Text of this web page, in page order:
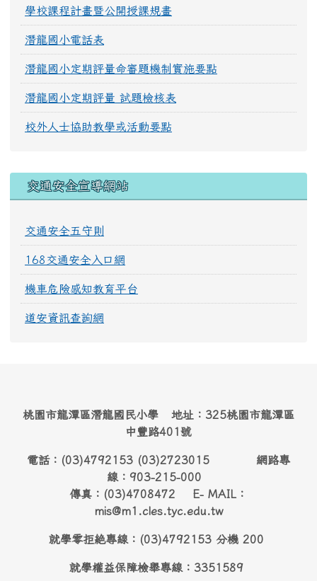
學校課程計畫暨公開授課規畫
潛龍國小電話表
潛龍國小定期評量命審題機制實施要點
潛龍國小定期評量 試題檢核表
校外人士協助教學或活動要點
交通安全宣導網站
交通安全五守則
168交通安全入口網
機車危險感知教育平台
道安資訊查詢網
桃園市龍潭區潛龍國民小學 地址：325桃園市龍潭區
中豐路401號
電話：(03)4792153 (03)2723015 網路專
線：903-215-000
傳真：(03)4708472 E- MAIL：
mis@m1.cles.tyc.edu.tw
就學零拒絶專線：(03)4792153 分機 200
就學權益保障檢舉專線：3351589